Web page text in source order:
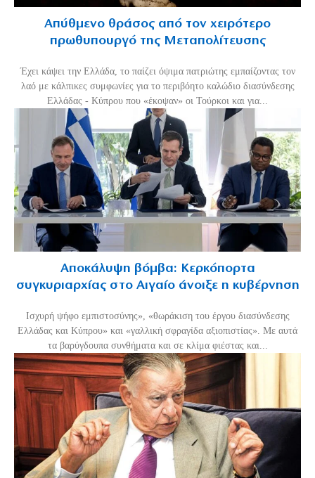
Απύθμενο θράσος από τον χειρότερο
πρωθυπουργό της Μεταπολίτευσης
Έχει κάψει την Ελλάδα, το παίζει όψιμα πατριώτης εμπαίζοντας τον
λαό με κάλπικες συμφωνίες για το περιβόητο καλώδιο διασύνδεσης
Ελλάδας - Κύπρου που «έκοψαν» οι Τούρκοι και για...
Αποκάλυψη βόμβα: Κερκόπορτα
συγκυριαρχίας στο Αιγαίο άνοιξε η κυβέρνηση
Ισχυρή ψήφο εμπιστοσύνης», «θωράκιση του έργου διασύνδεσης
Ελλάδας και Κύπρου» και «γαλλική σφραγίδα αξιοπιστίας». Με αυτά
τα βαρύγδουπα συνθήματα και σε κλίμα φιέστας και...